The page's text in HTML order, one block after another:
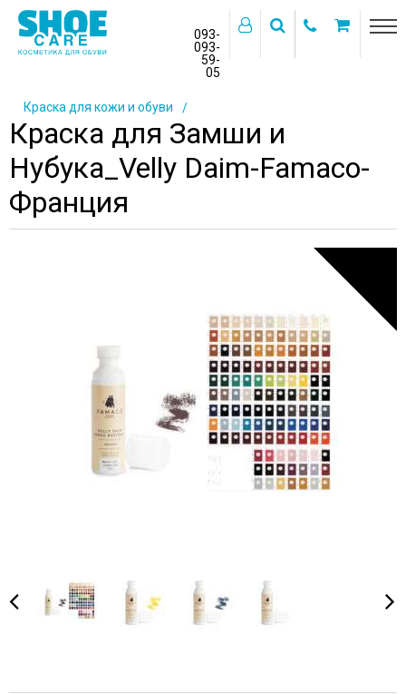
093-
093-
59-
05
Краска для кожи и обуви
Краска для Замши и
Нубука_Velly Daim-Famaco-
Франция